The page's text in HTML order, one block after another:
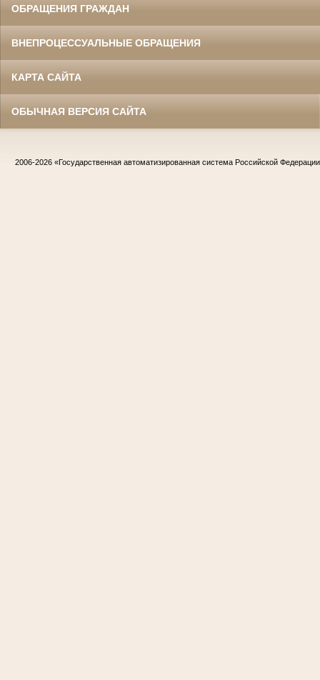
ОБРАЩЕНИЯ ГРАЖДАН
ВНЕПРОЦЕССУАЛЬНЫЕ ОБРАЩЕНИЯ
КАРТА САЙТА
ОБЫЧНАЯ ВЕРСИЯ САЙТА
2006-2026 «Государственная автоматизированная система Российской